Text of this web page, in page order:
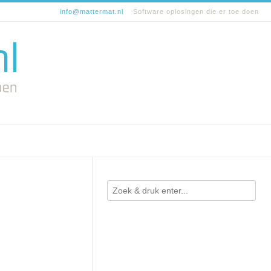
info@mattermat.nl Software oplosingen die er toe doen